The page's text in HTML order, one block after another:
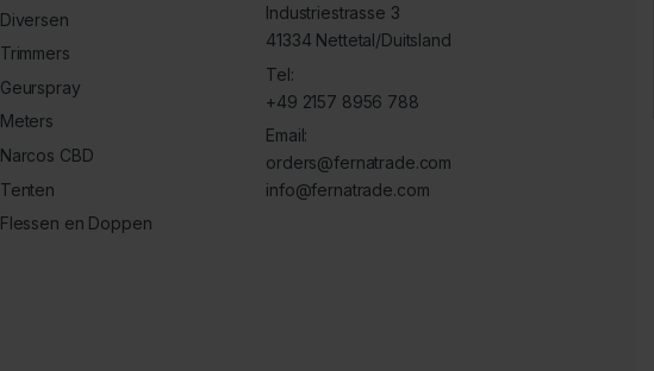
Diversen
Trimmers
Geurspray
Meters
Narcos CBD
Tenten
Flessen en Doppen
Industriestrasse 3
41334 Nettetal/Duitsland
Tel:
+49 2157 8956 788
Email:
orders@fernatrade.com
info@fernatrade.com